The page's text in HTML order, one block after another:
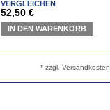
VERGLEICHEN
52,50 €
IN DEN WARENKORB
* zzgl. Versandkosten